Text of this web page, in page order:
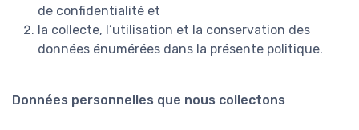
de confidentialité et
la collecte, l’utilisation et la conservation des
données énumérées dans la présente politique.
Données personnelles que nous collectons